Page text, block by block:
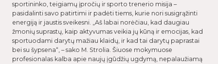
sportininko, teigiamų įpročių ir sporto trenerio misija –
pasidalinti savo patirtimi ir padėti tiems, kurie nori susigrąžinti
energiją ir jaustis sveikesni. „Aš labai norėčiau, kad daugiau
žmonių suprastų, kaip aktyvumas veikia jų kūną ir emocijas, kad
sportuodami darytų mažiau klaidų, ir kad tai darytų paprastai
bei su šypsena“, – sako M. Strolia. Šiuose mokymuose
profesionalas kalba apie naujų įgūdžių ugdymą, nepalaužiamą